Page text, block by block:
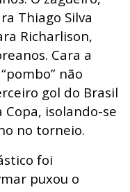
Thiago Silva
Richarlison,
Cara a
não
gol do Brasil
isolando-se
no torneio.
foi
puxou o